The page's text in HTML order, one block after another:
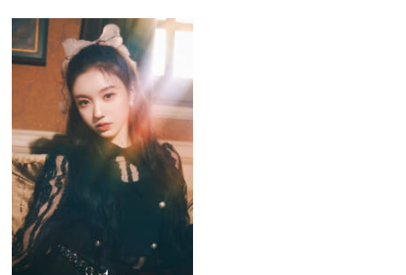
名前：ヨンウン
本名：ソ・ヨンウン（서영은 ）
生年月日：2004年12月27日
出身地：韓国・京畿道議政府市
血液型：A型
身長：159cm
イェソのプロフィール